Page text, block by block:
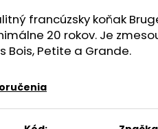
francúzsky koňak
20 rokov. Je
Bois, Petite a Grande.